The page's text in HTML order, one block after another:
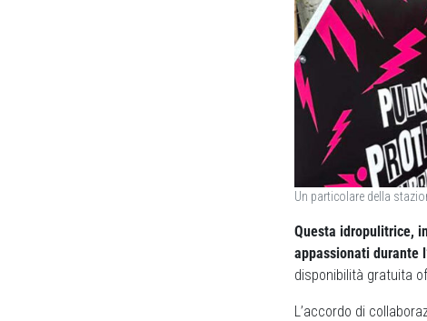
Un particolare della
Questa idropulitrice,
appassionati durante
disponibilità gratuita
L’accordo di